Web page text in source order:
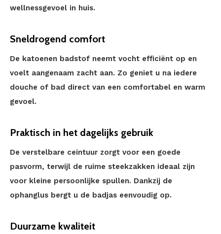
wellnessgevoel in huis.
Sneldrogend comfort
De katoenen badstof neemt vocht efficiënt op en
voelt aangenaam zacht aan. Zo geniet u na iedere
douche of bad direct van een comfortabel en warm
gevoel.
Praktisch in het dagelijks gebruik
De verstelbare ceintuur zorgt voor een goede
pasvorm, terwijl de ruime steekzakken ideaal zijn
voor kleine persoonlijke spullen. Dankzij de
ophanglus bergt u de badjas eenvoudig op.
Duurzame kwaliteit